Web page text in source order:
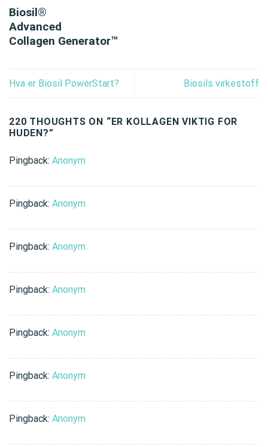
Biosil®
Advanced
Collagen Generator™
Hva er Biosil PowerStart? Biosils virkestoff
220 THOUGHTS ON “ER KOLLAGEN VIKTIG FOR
HUDEN?”
Pingback: Anonym
Pingback: Anonym
Pingback: Anonym
Pingback: Anonym
Pingback: Anonym
Pingback: Anonym
Pingback: Anonym